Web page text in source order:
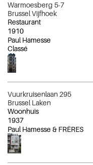
Warmoesberg 5-7
Brussel Vijfhoek
Restaurant
1910
Paul Hamesse
Classé
Vuurkruisenlaan 295
Brussel Laken
Woonhuis
1937
Paul Hamesse & FRÈRES